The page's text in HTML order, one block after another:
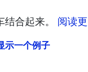
合起来。 阅读更
示一个例子